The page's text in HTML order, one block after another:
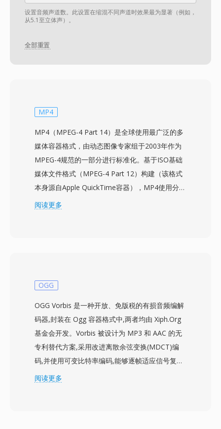
设置音频声道数。此设置在缩混不同声道时效果最为显著（例如，
从5.1至立体声）。
全部重置
MP4
MP4（MPEG-4 Part 14）是全球使用最广泛的多
媒体容器格式，由动态图像专家组于2003年作为
MPEG-4规范的一部分进行标准化。基于ISO基础
媒体文件格式（MPEG-4 Part 12）构建（该格式
本身源自Apple QuickTime容器），MP4使用分层
的atom/box结构，可以封装几乎所有类型的媒体
略图等高级功能。标准化的结构和广泛的编解码器
相机和操作系统媒体库的默认选择。在MP4中使
用H.264的HTML5视频得到所有主流网页浏览器
的支持，确立了其作为网络视频传输通用基准的地
位。高效的封装开销结合其所承载的现代编解码器
的压缩能力，使高质量视频能够以实用的文件大小
在带宽受限的网络和存储有限的设备上进行分发。
阅读更多
OGG
OGG Vorbis 是一种开放、免版税的有损音频编解
码器,封装在 Ogg 容器格式中,两者均由 Xiph.Org
基金会开发。Vorbis 被设计为 MP3 和 AAC 的无
专利替代方案,采用改进离散余弦变换(MDCT)编
码,并使用可变比特率编码,能够逐帧适应信号复杂
度。盲听测试一致表明,Vorbis 在 96-192 kbps 范
阅读更多